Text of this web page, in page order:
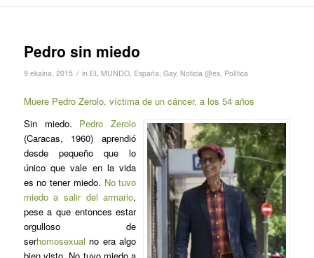
Pedro sin miedo
9 ekaina, 2015 / in EL MUNDO, España, Gay, Noticia @es, Política
Muere Pedro Zerolo, víctima de un cáncer, a los 54 años
Sin miedo. Pedro Zerolo
(Caracas, 1960) aprendió
desde pequeño que lo
único que vale en la vida
es no tener miedo. No tuvo
miedo a salir del armario,
pese a que entonces estar
orgulloso de
serhomosexual no era algo